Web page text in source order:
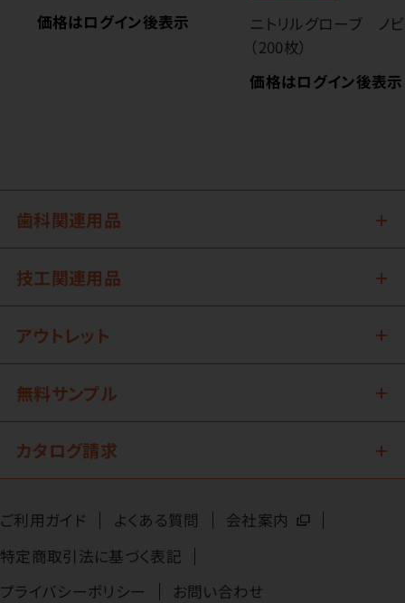
価格はログイン後表示
ニトリルグローブ ノ
（200枚）
価格はログイン後表示
歯科関連用品
技工関連用品
アウトレット
無料サンプル
カタログ請求
ご利用ガイド よくある質問
会社案内
特定商取引法に基づく表記
プライバシーポリシー
お問い合わせ